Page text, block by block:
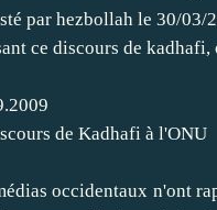
par hezbollah le 30/03/
ce discours de
de Kadhafi à l'ONU
occidentaux n'ont